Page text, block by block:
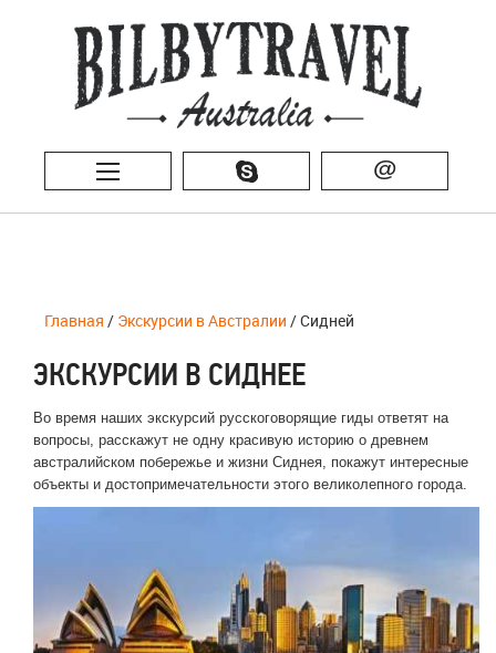
@
Главная / Экскурсии в Австралии / Сидней
ЭКСКУРСИИ В СИДНЕЕ
Во время наших экскурсий русскоговорящие гиды ответят на
вопросы, расскажут не одну красивую историю о древнем
австралийском побережье и жизни Сиднея, покажут интересные
объекты и достопримечательности этого великолепного города.